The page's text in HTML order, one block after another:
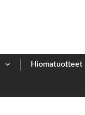
Hiomatuotteet